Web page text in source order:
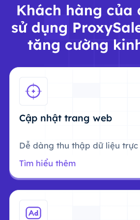
Khách hàng của
sử dụng
tăng cường
Cập nhật trang web
Dễ dàng thu thập dữ liệu
Tìm hiểu thêm